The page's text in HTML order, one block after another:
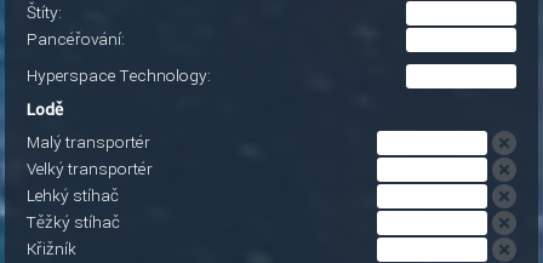
Štíty:
Pancéřování:
Hyperspace Technology:
Lodě
Malý transportér
Velký transportér
Lehký stíhač
Těžký stíhač
Křižník